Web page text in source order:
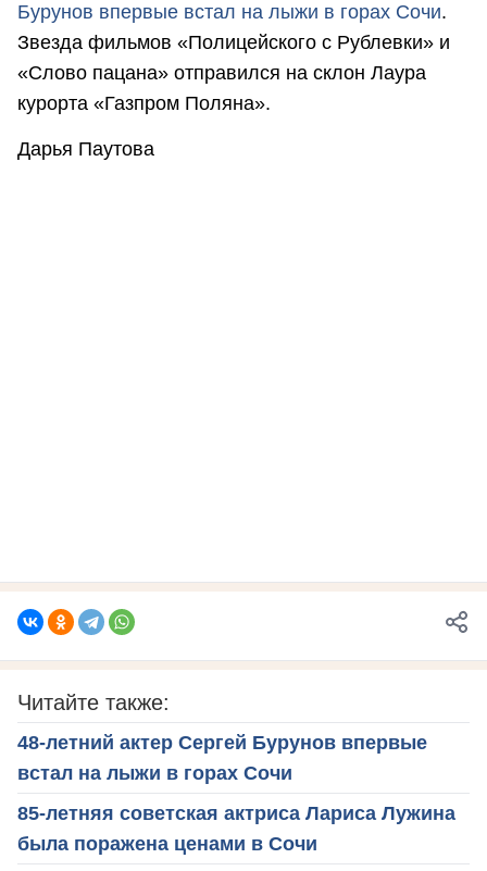
Бурунов впервые встал на лыжи в горах Сочи.
Звезда фильмов «Полицейского с Рублевки» и
«Слово пацана» отправился на склон Лаура
курорта «Газпром Поляна».
Дарья Паутова
Читайте также:
48-летний актер Сергей Бурунов впервые
встал на лыжи в горах Сочи
85-летняя советская актриса Лариса Лужина
была поражена ценами в Сочи